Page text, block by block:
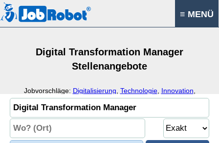
≡ MENÜ
Digital Transformation Manager
Stellenangebote
Jobvorschläge: Digitalisierung Technologie, Innovation
Datenmanagement